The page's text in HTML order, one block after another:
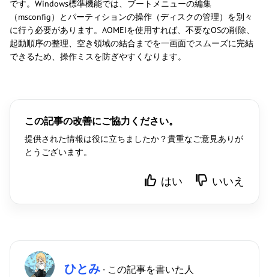
です。Windows標準機能では、ブートメニューの編集
（msconfig）とパーティションの操作（ディスクの管理）を別々
に行う必要があります。AOMEIを使用すれば、不要なOSの削除、
起動順序の整理、空き領域の結合までを一画面でスムーズに完結
できるため、操作ミスを防ぎやすくなります。
この記事の改善にご協力ください。
提供された情報は役に立ちましたか？貴重なご意見ありが
とうございます。
はい いいえ
ひとみ · この記事を書いた人